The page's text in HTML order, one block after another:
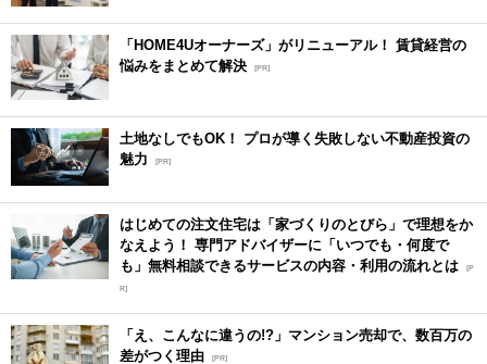
「HOME4Uオーナーズ」がリニューアル！ 賃貸経営の
悩みをまとめて解決 [PR]
土地なしでもOK！ プロが導く失敗しない不動産投資の
魅力
[PR]
はじめての注文住宅は「家づくりのとびら」で理想をか
なえよう！ 専門アドバイザーに「いつでも・何度で
も」無料相談できるサービスの内容・利用の流れとは [P
R]
「え、こんなに違うの!?」マンション売却で、数百万の
差がつく理由 [PR]